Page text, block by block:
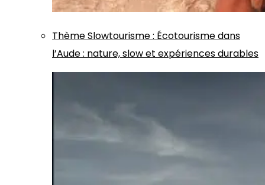
ThèmeSlowtourisme: Écotourisme dans
l’Aude : nature, slow et expériences durables